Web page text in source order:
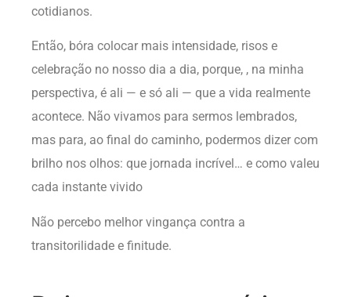
cotidianos.
Então, bóra colocar mais intensidade, risos e
celebração no nosso dia a dia, porque, , na minha
perspectiva, é ali — e só ali — que a vida realmente
acontece. Não vivamos para sermos lembrados,
mas para, ao final do caminho, podermos dizer com
brilho nos olhos: que jornada incrível… e como valeu
cada instante vivido
Não percebo melhor vingança contra a
transitorilidade e finitude.